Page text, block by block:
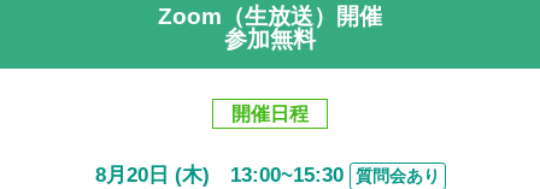
Zoom（生放送）開催
参加無料
開催日程
8月 20日 (木) 13:00~15:30 質問会あり